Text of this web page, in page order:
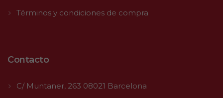
Términos y condiciones de compra
Contacto
C/ Muntaner, 263 08021 Barcelona